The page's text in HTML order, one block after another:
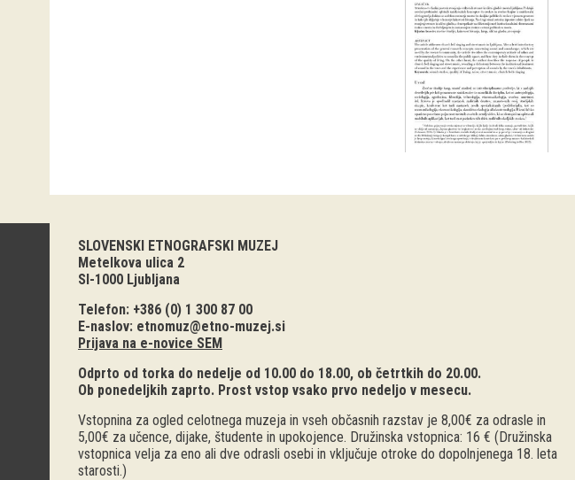
SLOVENSKI ETNOGRAFSKI MUZEJ
Metelkova ulica 2
SI-1000 Ljubljana
Telefon: +386 (0) 1 300 87 00
E-naslov: etnomuz@etno-muzej.si
Prijava na e-novice SEM
Odprto od torka do nedelje od 10.00 do 18.00, ob četrtkih do 20.00.
Ob ponedeljkih zaprto. Prost vstop vsako prvo nedeljo v mesecu.
Vstopnina za ogled celotnega muzeja in vseh občasnih razstav je 8,00€ za odrasle in
5,00€ za učence, dijake, študente in upokojence. Družinska vstopnica: 16 € (Družinska
vstopnica velja za eno ali dve odrasli osebi in vključuje otroke do dopolnjenega 18. leta
starosti.)